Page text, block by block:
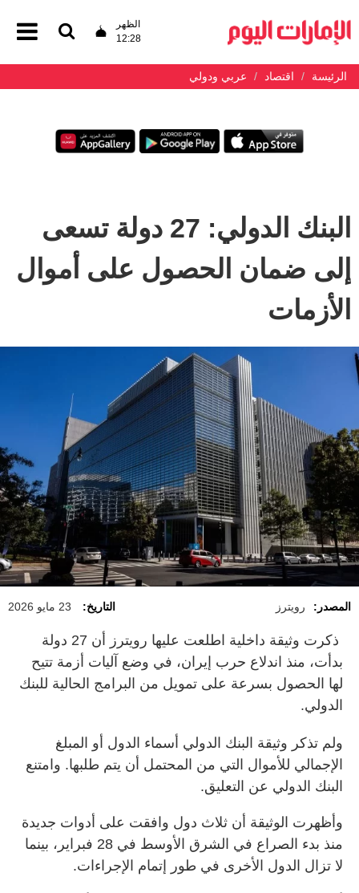
الظهر
12:28
الرئيسة اقتصاد عربي ودولي
البنك الدولي: 27 دولة تسعى
إلى ضمان الحصول على أموال
الأزمات
المصدر: رويترز التاريخ: 23 مايو 2026
ذكرت وثيقة داخلية اطلعت عليها رويترز أن 27 دولة
بدأت، منذ اندلاع حرب إيران، في وضع آليات أزمة تتيح
لها الحصول بسرعة على تمويل من البرامج الحالية للبنك
الدولي.
ولم تذكر وثيقة البنك الدولي أسماء الدول أو المبلغ
الإجمالي للأموال التي من المحتمل أن ⁠يتم طلبها. وامتنع
البنك الدولي عن التعليق.
وأظهرت الوثيقة أن ثلاث دول وافقت على أدوات جديدة
منذ بدء الصراع في الشرق الأوسط في 28 فبراير، بينما
لا تزال الدول الأخرى في طور إتمام الإجراءات.